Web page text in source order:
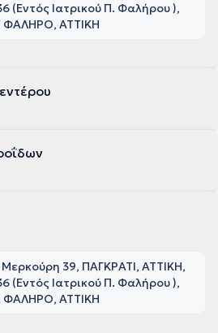
(Εντός Ιατρικού Π. Φαλήρου ),
ΦΑΛΗΡΟ, ΑΤΤΙΚΗ
39, ΠΑΓΚΡΑΤΙ, ΑΤΤΙΚΗ
(Εντός Ιατρικού Π. Φαλήρου ),
ΦΑΛΗΡΟ, ΑΤΤΙΚΗ